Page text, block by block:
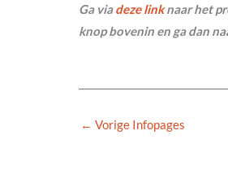
Ga viadeze linknaar het
knop bovenin en ga dan
← Vorige Infopages